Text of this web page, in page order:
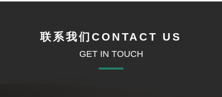
联系我们CONTACT US
GET IN TOUCH